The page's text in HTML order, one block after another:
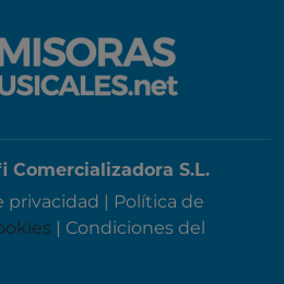
Comercializadora S.L.
privacidad | Política de
| Condiciones del